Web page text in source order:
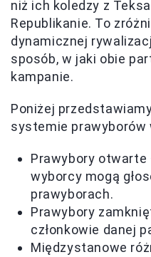
niż ich koledzy z
Republikanie. To
dynamicznej
sposób, w jaki obie
kampanie.
Poniżej
systemie prawyborów
Prawybory
wyborcy mogą
prawyborach.
Prawybory
członkowie danej
Międzystanowe